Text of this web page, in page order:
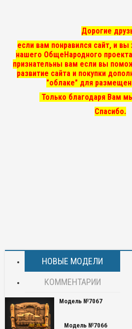
Дорогие
если вам понравился сайт, и вы
нашего ОбщеНародного
признательны вам если вы
развитие сайта и покупки
"облаке" для
Только благодаря Вам
Спасибо.
НОВЫЕ МОДЕЛИ
КОММЕНТАРИИ
Модель №7067
Модель №7066